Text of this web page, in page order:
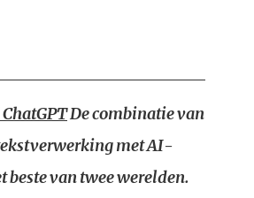
De combinatie van
met AI-
beste van twee werelden.